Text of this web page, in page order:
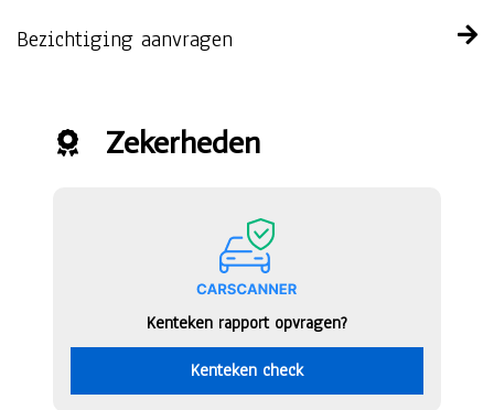
Bezichtiging aanvragen
Zekerheden
Kenteken rapport opvragen?
Kenteken check